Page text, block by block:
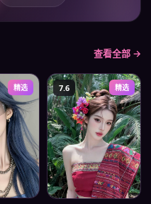
查看全部 →
精选 7.6 精选